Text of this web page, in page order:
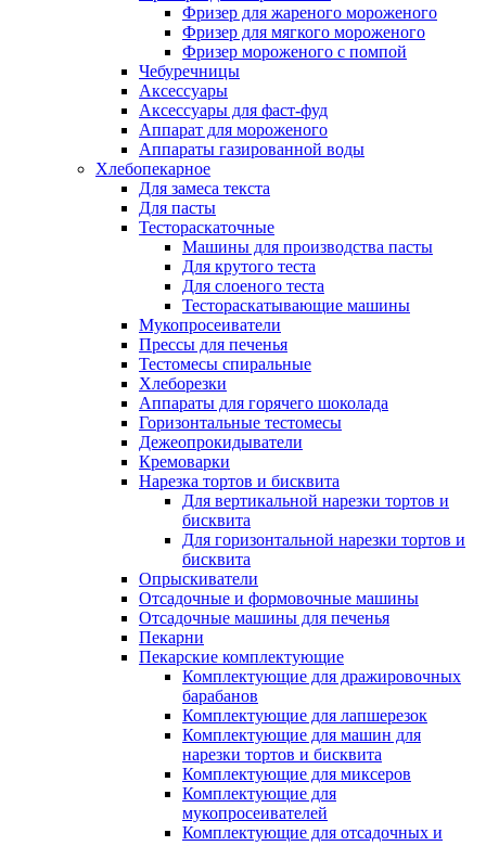
Фризер для жареного мороженого
Фризер для мягкого мороженого
Фризер мороженого с помпой
Чебуречницы
Аксессуары
Аксессуары для фаст-фуд
Аппарат для мороженого
Аппараты газированной воды
Хлебопекарное
Для замеса текста
Для пасты
Тестораскаточные
Машины для производства пасты
Для крутого теста
Для слоеного теста
Тестораскатывающие машины
Мукопросеиватели
Прессы для печенья
Тестомесы спиральные
Хлеборезки
Аппараты для горячего шоколада
Горизонтальные тестомесы
Дежеопрокидыватели
Кремоварки
Нарезка тортов и бисквита
Для вертикальной нарезки тортов и
бисквита
Для горизонтальной нарезки тортов и
бисквита
Опрыскиватели
Отсадочные и формовочные машины
Отсадочные машины для печенья
Пекарни
Пекарские комплектующие
Комплектующие для дражировочных
барабанов
Комплектующие для лапшерезок
Комплектующие для машин для
нарезки тортов и бисквита
Комплектующие для миксеров
Комплектующие для
мукопросеивателей
Комплектующие для отсадочных и